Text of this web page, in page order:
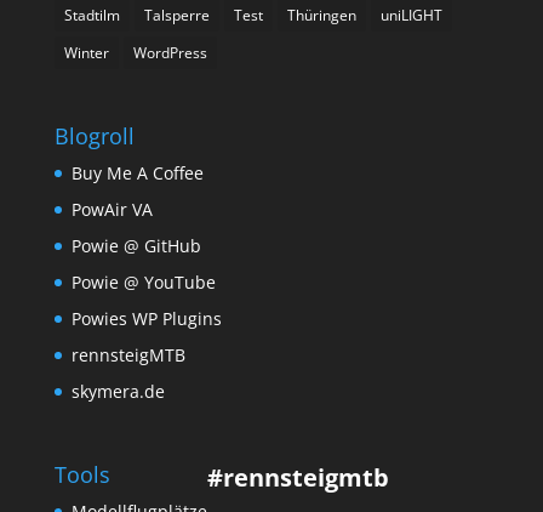
Stadtilm
Talsperre Test Thüringen
uniLIGHT
Winter
WordPress
Blogroll
Buy Me A Coffee
PowAir VA
Powie @ GitHub
Powie @ YouTube
Powies WP Plugins
rennsteigMTB
skymera.de
Tools #rennsteigmtb